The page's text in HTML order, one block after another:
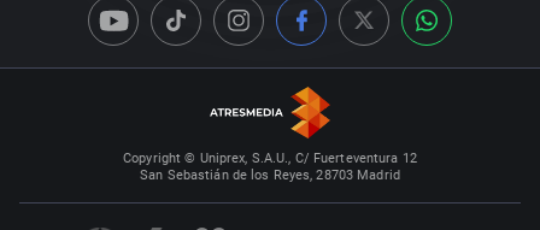
Copyright © Uniprex, S.A.U., C/ Fuerteventura 12
San Sebastián de los Reyes, 28703 Madrid